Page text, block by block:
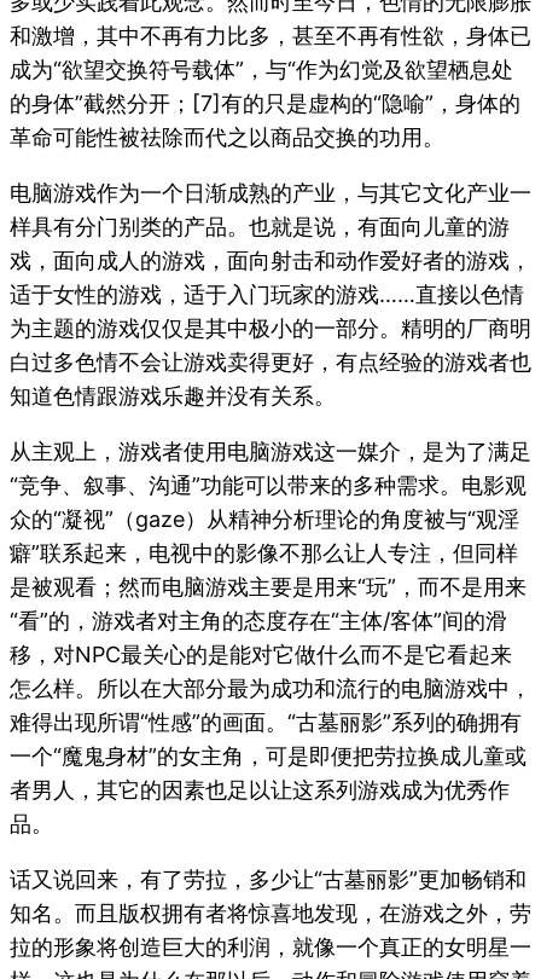
和激增，其中不再有力比多，甚至不再有性欲，身体已
成为“欲望交换符号载体”，与“作为幻觉及欲望栖息处
的身体”截然分开； [7]有的只是虚构的“隐喻”，身体的
革命可能性被祛除而代之以商品交换的功用。
电脑游戏作为一个日渐成熟的产业，与其它文化产业一
样具有分门别类的产品。也就是说，有面向儿童的游
戏，面向成人的游戏，面向射击和动作爱好者的游戏，
适于女性的游戏，适于入门玩家的游戏……直接以色情
为主题的游戏仅仅是其中极小的一部分。精明的厂商明
白过多色情不会让游戏卖得更好，有点经验的游戏者也
知道色情跟游戏乐趣并没有关系。
从主观上，游戏者使用电脑游戏这一媒介，是为了满足
“竞争、叙事、沟通”功能可以带来的多种需求。电影观
众的“凝视”（gaze）从精神分析理论的角度被与“观淫
癖”联系起来，电视中的影像不那么让人专注，但同样
是被观看；然而电脑游戏主要是用来“玩”，而不是用来
“看”的，游戏者对主角的态度存在“主体/客体”间的滑
移，对NPC最关心的是能对它做什么而不是它看起来
怎么样。所以在大部分最为成功和流行的电脑游戏中，
难得出现所谓“性感”的画面。“古墓丽影”系列的确拥有
一个“魔鬼身材”的女主角，可是即便把劳拉换成儿童或
者男人，其它的因素也足以让这系列游戏成为优秀作
品。
话又说回来，有了劳拉，多少让“古墓丽影”更加畅销和
知名。而且版权拥有者将惊喜地发现，在游戏之外，劳
拉的形象将创造巨大的利润，就像一个真正的女明星一